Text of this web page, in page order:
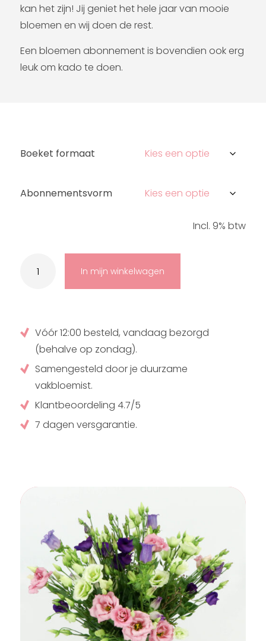
kan het zijn! Jij geniet het hele jaar van mooie
bloemen en wij doen de rest.
Een bloemen abonnement is bovendien ook erg
leuk om kado te doen.
Boeket formaat
Abonnementsvorm
aantal
Incl. 9% btw
In mijn winkelwagen
Vóór 12:00 besteld, vandaag bezorgd
(behalve op zondag).
Samengesteld door je duurzame
vakbloemist.
Klantbeoordeling 4.7/5
7 dagen versgarantie.